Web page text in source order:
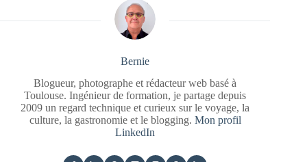
Bernie
Blogueur, photographe et rédacteur web basé à
Toulouse. Ingénieur de formation, je partage depuis
2009 un regard technique et curieux sur le voyage, la
culture, la gastronomie et le blogging. Mon profil
LinkedIn